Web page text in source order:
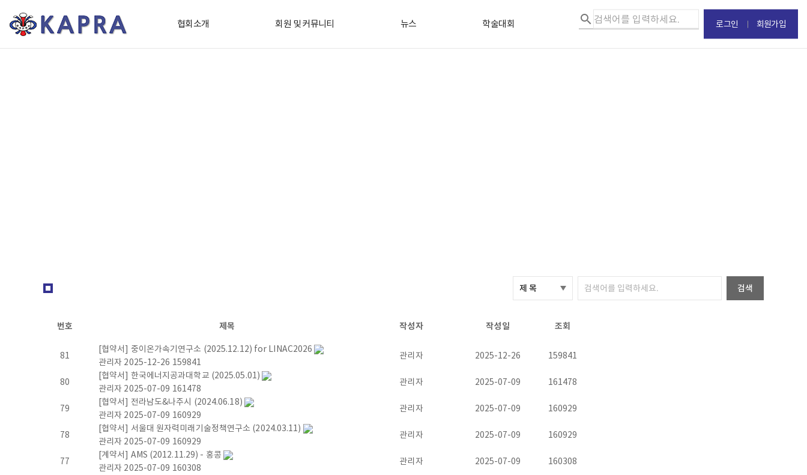
(
사
즈
협회소개 회원 및 커뮤니티 뉴스 학술대회 로그인 회원가입
검색
번호 제목 작성자 작성일 조회
81
[협약서] 중이온가속기연구소 (2025.12.12) for LINAC2026
관리자 2025-12-26 159841
관리자 2025-12-26 159841
80
[협약서] 한국에너지공과대학교 (2025.05.01)
관리자 2025-07-09 161478
관리자 2025-07-09 161478
79
[협약서] 전라남도&나주시 (2024.06.18)
관리자 2025-07-09 160929
관리자 2025-07-09 160929
78
[협약서] 서울대 원자력미래기술정책연구소 (2024.03.11)
관리자 2025-07-09 160929
관리자 2025-07-09 160929
77
[계약서] AMS (2012.11.29) - 홍콩
관리자 2025-07-09 160308
관리자 2025-07-09 160308